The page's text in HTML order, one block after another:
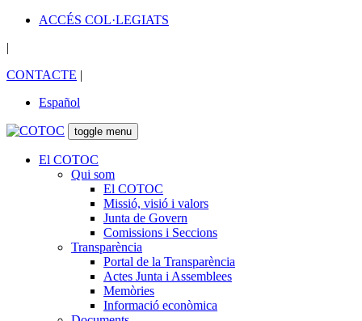
ACCÉS COL·LEGIATS
|
CONTACTE |
Español
toggle menu
El COTOC
Qui som
El COTOC
Missió, visió i valors
Junta de Govern
Comissions i Seccions
Transparència
Portal de la Transparència
Actes Junta i Assemblees
Memòries
Informació econòmica